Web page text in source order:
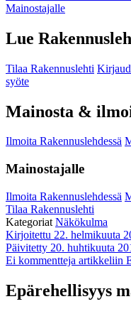
Mainostajalle
Lue
Tilaa Rakennuslehti
syöte
Mainosta &
Ilmoita Rakennuslehdessä
Mainostajalle
Ilmoita Rakennuslehdessä
Tilaa Rakennuslehti
Kategoriat Näkökulma
Kirjoitettu 22. helmikuuta
Päivitetty 20. huhtikuuta
Ei kommentteja artikkeliin
Epärehellisyys